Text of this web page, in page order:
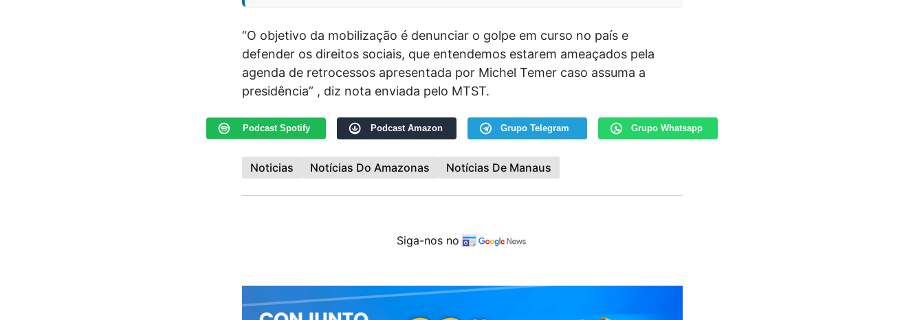
“O objetivo da mobilização é denunciar o golpe em curso no país e
defender os direitos sociais, que entendemos estarem ameaçados pela
agenda de retrocessos apresentada por Michel Temer caso assuma a
presidência” , diz nota enviada pelo MTST.
Podcast Spotify Podcast Amazon Grupo Telegram Grupo Whatsapp
Noticias Notícias Do Amazonas Notícias De Manaus
Siga-nos no